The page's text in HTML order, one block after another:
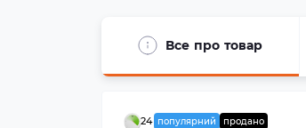
Все про товар
24 популярний продано